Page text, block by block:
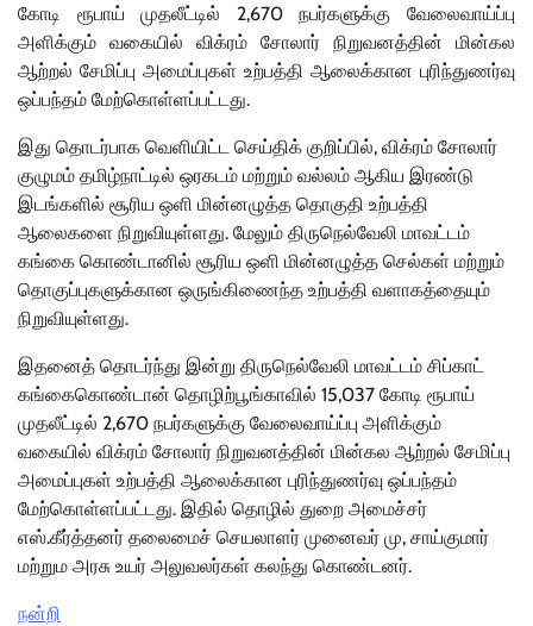
கோடி ரூபாய் முதலீட்டில் 2,670 நபர்களுக்கு வேலைவாய்ப்பு
அளிக்கும் வகையில் விக்ரம் சோலார் நிறுவனத்தின் மின்கல
ஆற்றல் சேமிப்பு அமைப்புகள் உற்பத்தி ஆலைக்கான புரிந்துணர்வு
ஒப்பந்தம் மேற்கொள்ளப்பட்டது.
இது தொடர்பாக வெளியிட்ட செய்திக் குறிப்பில், விக்ரம் சோலார்
குழுமம் தமிழ்நாட்டில் ஒரகடம் மற்றும் வல்லம் ஆகிய இரண்டு
இடங்களில் சூரிய ஒளி மின்னழுத்த தொகுதி உற்பத்தி
ஆலைகளை நிறுவியுள்ளது. மேலும் திருநெல்வேலி மாவட்டம்
கங்கை கொண்டானில் சூரிய ஒளி மின்னழுத்த செல்கள் மற்றும்
தொகுப்புகளுக்கான ஒருங்கிணைந்த உற்பத்தி வளாகத்தையும்
நிறுவியுள்ளது.
இதனைத் தொடர்ந்து இன்று திருநெல்வேலி மாவட்டம் சிப்காட்
கங்கைகொண்டான் தொழிற்பூங்காவில் 15,037 கோடி ரூபாய்
முதலீட்டில் 2,670 நபர்களுக்கு வேலைவாய்ப்பு அளிக்கும்
வகையில் விக்ரம் சோலார் நிறுவனத்தின் மின்கல ஆற்றல் சேமிப்பு
அமைப்புகள் உற்பத்தி ஆலைக்கான புரிந்துணர்வு ஒப்பந்தம்
மேற்கொள்ளப்பட்டது. இதில் தொழில் துறை அமைச்சர்
எஸ்.கீர்த்தனர் தலைமைச் செயலாளர் முனைவர் மு, சாய்குமார்
மற்றும அரசு உயர் அலுவலர்கள் கலந்து கொண்டனர்.
நன்றி